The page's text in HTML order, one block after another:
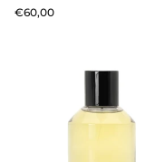
€60,00